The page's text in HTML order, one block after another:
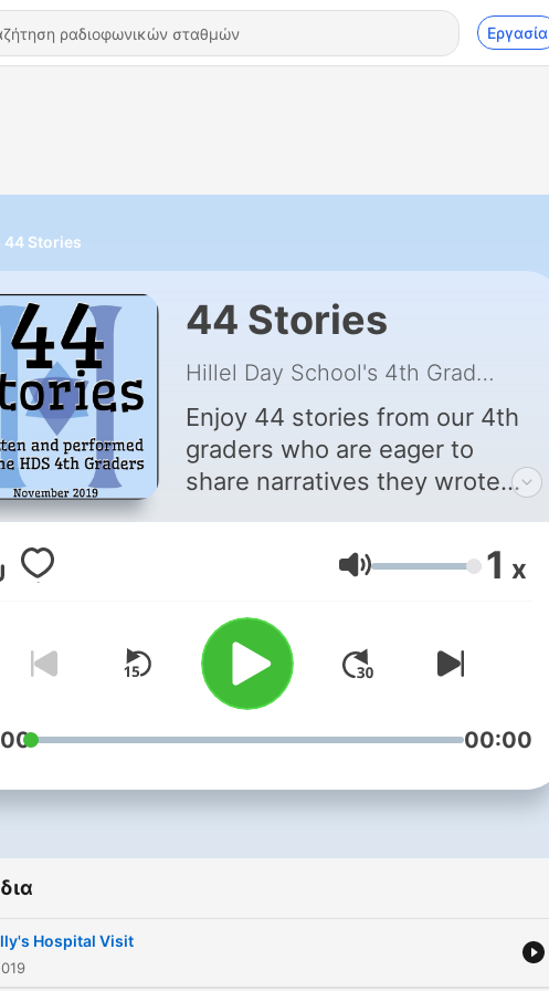
Εργασία
44 Stories
44 Stories
Hillel Day School's 4th Grade
Enjoy 44 stories from our 4th
graders who are eager to
share narratives they wrote
Ένταση 1 x
00:00
Hospital Visit